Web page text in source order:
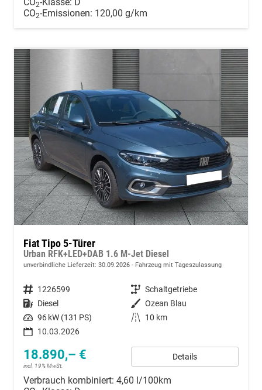
2
CO2-Emissionen: 120,00 g/km
Fiat Tipo 5-Türer
Urban RFK+LED+DAB 1.6 M-Jet Diesel
unverbindliche Lieferzeit: 30.09.2026 Fahrzeug mit Tageszulassung
Fahrzeugnummer 1226599 Getriebe Schaltgetriebe
Kraftstoff Diesel Außenfarbe Ozean Blau
Leistung 96 kW (131 PS) Kilometerstand
10 km
10.03.2026
18.890,– €
incl. 19% MwSt.
Details
Verbrauch kombiniert: 4,60 l/100km